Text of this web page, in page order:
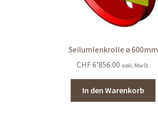
Seilumlenkrolle ø 600mm
CHF6'856.00 exkl. MwSt.
In den Warenkorb